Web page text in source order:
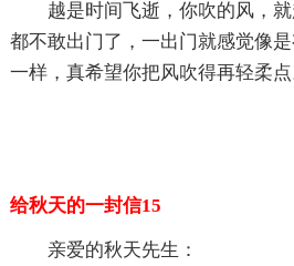
越是时间飞逝，你吹的风，
都不敢出门了，一出门就感觉像
一样，真希望你把风吹得再轻柔点
给秋天的一封信15
亲爱的秋天先生：